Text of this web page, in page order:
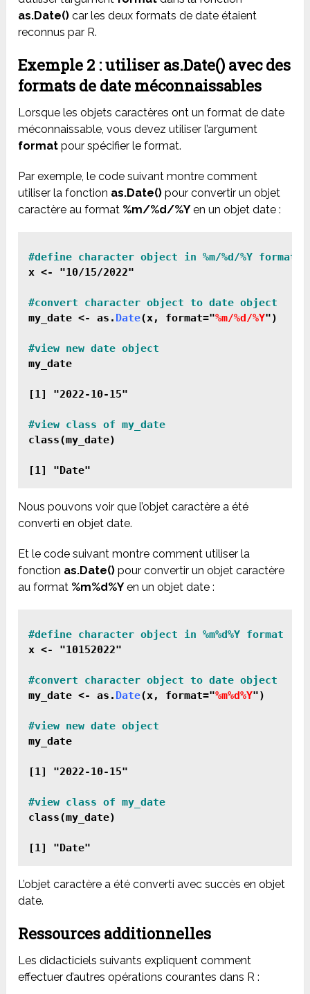
as.Date() car les deux formats de date étaient
reconnus par R.
Exemple 2 : utiliser as.Date() avec des
formats de date méconnaissables
Lorsque les objets caractères ont un format de date
méconnaissable, vous devez utiliser l’argument
format pour spécifier le format.
Par exemple, le code suivant montre comment
utiliser la fonction as.Date() pour convertir un objet
caractère au format %m/%d/%Y en un objet date :
x <- "10/15/2022"
my_date <- as. Date(x, format="%m/%d/%Y")
#view new date object
my_date
[1] "2022-10-15"
class(my_date)
Nous pouvons voir que l’objet caractère a été
converti en objet date.
Et le code suivant montre comment utiliser la
fonction as.Date() pour convertir un objet caractère
au format %m%d%Y en un objet date :
x <- "10152022"
my_date <- as. Date(x, format="%m%d%Y")
#view new date object
my_date
[1] "2022-10-15"
class(my_date)
L’objet caractère a été converti avec succès en objet
date.
Ressources additionnelles
Les didacticiels suivants expliquent comment
effectuer d’autres opérations courantes dans R :